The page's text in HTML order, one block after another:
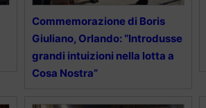
Commemorazione di Boris
Giuliano, Orlando: “Introdusse
grandi intuizioni nella lotta a
Cosa Nostra”